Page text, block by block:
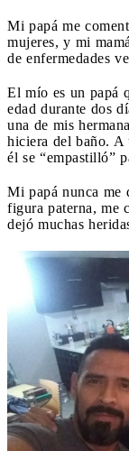
Mi papá me
mujeres, y mi
de enfermedades
El mío es un papá
edad durante dos
una de mis
hiciera del baño. A
él se “empastilló”
Mi papá nunca me
figura paterna, me
dejó muchas